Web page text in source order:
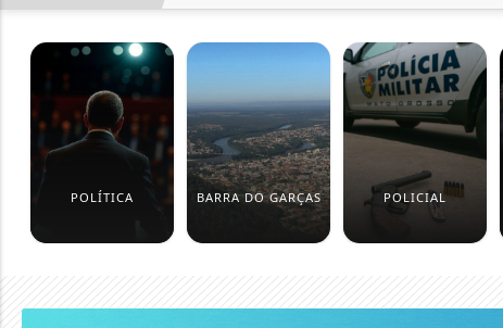
POLÍTICA BARRA DO GARÇAS POLICIAL